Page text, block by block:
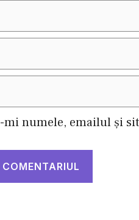
mi numele, emailul și